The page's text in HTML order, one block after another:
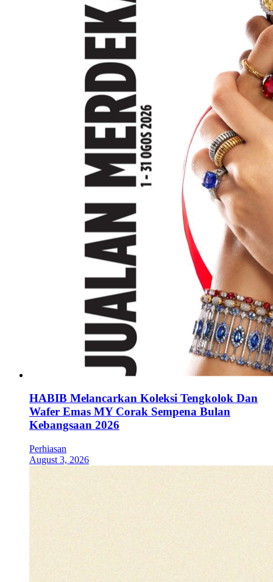
HABIB Melancarkan Koleksi Tengkolok Dan
Wafer Emas MY Corak Sempena Bulan
Kebangsaan 2026
Perhiasan
August 3, 2026